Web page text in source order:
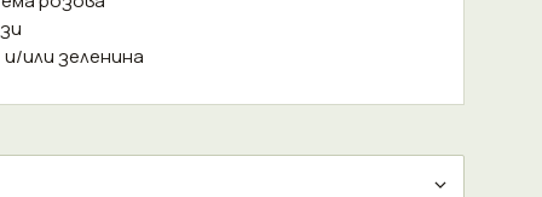
и/или зеленина